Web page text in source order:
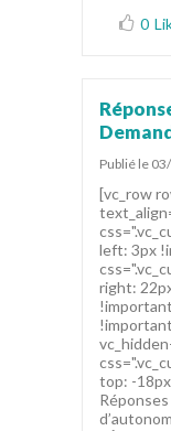
0
Publié le
[vc_row
left: 3px
right:
top: -